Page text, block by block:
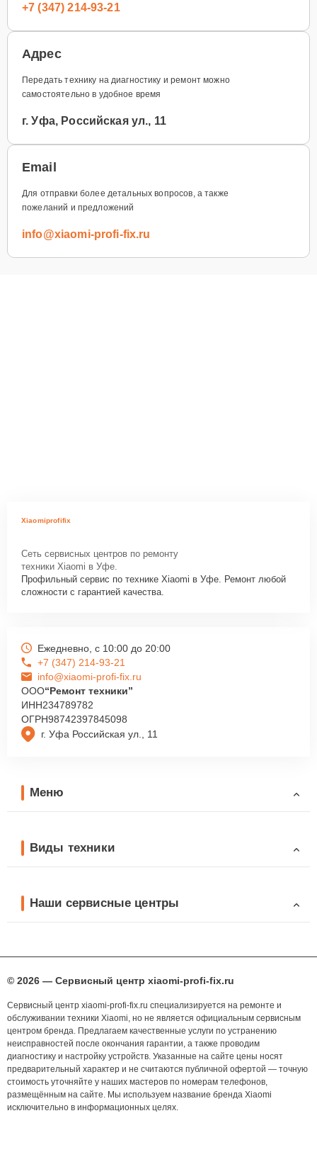
+7 (347) 214-93-21
Адрес
Передать технику на диагностику и ремонт можно
самостоятельно в удобное время
г. Уфа, Российская ул., 11
Email
Для отправки более детальных вопросов, а также
пожеланий и предложений
info@xiaomi-profi-fix.ru
Xiaomiprofifix
Сеть сервисных центров по ремонту
техники Xiaomi в Уфе.
Профильный сервис по технике Xiaomi в Уфе. Ремонт любой
сложности с гарантией качества.
г. Уфа Российская ул., 11
Ежедневно, с 10:00 до 20:00
+7 (347) 214-93-21
info@xiaomi-profi-fix.ru
ООО“Ремонт техники”
ИНН234789782
ОГРН98742397845098
Меню
Виды техники
Наши сервисные центры
© 2026 — Сервисный центр xiaomi-profi-fix.ru
Сервисный центр xiaomi-profi-fix.ru специализируется на ремонте и
обслуживании техники Xiaomi, но не является официальным сервисным
центром бренда. Предлагаем качественные услуги по устранению
неисправностей после окончания гарантии, а также проводим
диагностику и настройку устройств. Указанные на сайте цены носят
предварительный характер и не считаются публичной офертой — точную
стоимость уточняйте у наших мастеров по номерам телефонов,
размещённым на сайте. Мы используем название бренда Xiaomi
исключительно в информационных целях.